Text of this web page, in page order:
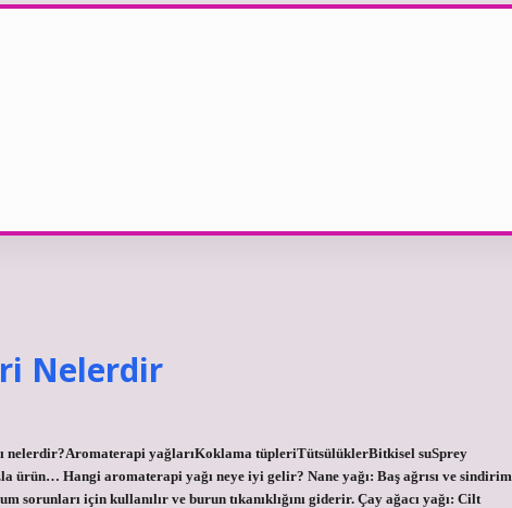
Nelerdir
yağlarıKoklama tüpleriTütsülüklerBitkisel suSprey
ürün… Hangi aromaterapi yağı neye iyi gelir? Nane yağı: Baş ağrısı ve sindirim
için kullanılır ve burun tıkanıklığını giderir. Çay ağacı yağı: Cilt